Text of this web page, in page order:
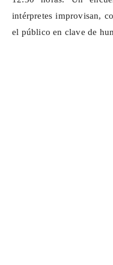
intérpretes improvisan,
el público en clave de